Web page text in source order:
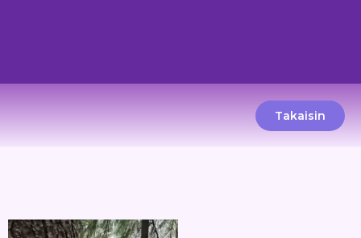
Takaisin